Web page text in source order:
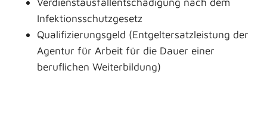
Infektionsschutzgesetz
Qualifizierungsgeld (Entgeltersatzleistung der
Agentur für Arbeit für die Dauer einer
beruflichen Weiterbildung)